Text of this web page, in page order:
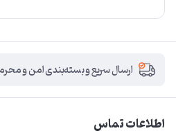
ارسال سریع و بسته‌بندی امن و
اطلاعات تماس